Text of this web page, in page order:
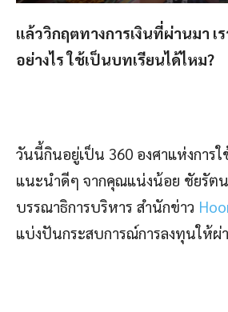
แล้ววิกฤตทางการเงินที่ผ่านมา เ
อย่างไร ใช้เป็นบทเรียนได้ไหม?
วันนี้กินอยู่เป็น 360 องศาแห่งการ
แนะนำดีๆ จากคุณแน่งน้อย ชัยรัต
บรรณาธิการบริหาร สำนักข่าว
แบ่งปันกระสบการณ์การลงทุนให้ผ่